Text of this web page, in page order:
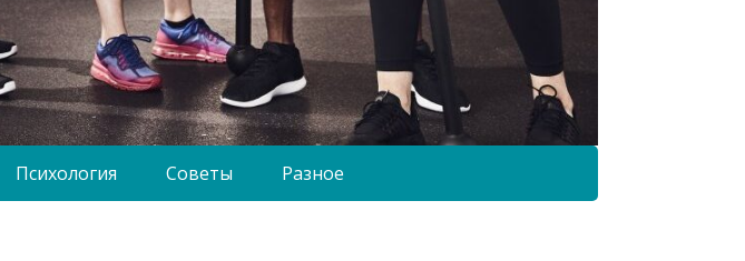
Психология Советы Разное